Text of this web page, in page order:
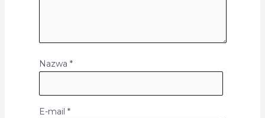
Nazwa *
E-mail *